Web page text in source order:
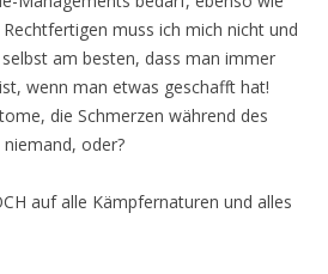
muss ich mich nicht und
am besten, dass man immer
wenn man etwas geschafft hat!
die Schmerzen während des
oder?
auf alle Kämpfernaturen und alles